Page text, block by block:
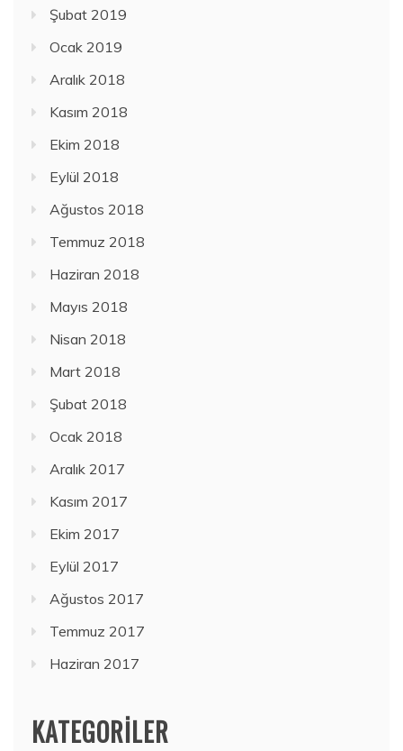
Şubat 2019
Ocak 2019
Aralık 2018
Kasım 2018
Ekim 2018
Eylül 2018
Ağustos 2018
Temmuz 2018
Haziran 2018
Mayıs 2018
Nisan 2018
Mart 2018
Şubat 2018
Ocak 2018
Aralık 2017
Kasım 2017
Ekim 2017
Eylül 2017
Ağustos 2017
Temmuz 2017
Haziran 2017
KATEGORILER